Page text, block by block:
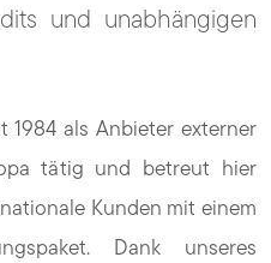
und unabhängigen
1984 als Anbieter externer
tätig und betreut hier
Kunden mit einem
Dank unseres